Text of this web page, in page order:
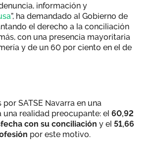
información y
”, ha demandado al Gobierno de
el derecho a la conciliación
con una presencia mayoritaria
y de un 60 por ciento en el de
SATSE Navarra en una
una realidad preocupante: el 60,92
con su conciliación y el 51,66
por este motivo.